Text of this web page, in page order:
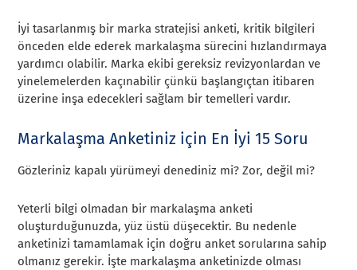
İyi tasarlanmış bir marka stratejisi anketi, kritik bilgileri
önceden elde ederek markalaşma sürecini hızlandırmaya
yardımcı olabilir. Marka ekibi gereksiz revizyonlardan ve
yinelemelerden kaçınabilir çünkü başlangıçtan itibaren
üzerine inşa edecekleri sağlam bir temelleri vardır.
Markalaşma Anketiniz için En İyi 15 Soru
Gözleriniz kapalı yürümeyi denediniz mi? Zor, değil mi?
Yeterli bilgi olmadan bir markalaşma anketi
oluşturduğunuzda, yüz üstü düşecektir. Bu nedenle
anketinizi tamamlamak için doğru anket sorularına sahip
olmanız gerekir. İşte markalaşma anketinizde olması